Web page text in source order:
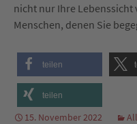
nicht nur Ihre
Menschen, denen Sie
teilen
teilen
15. November 2022